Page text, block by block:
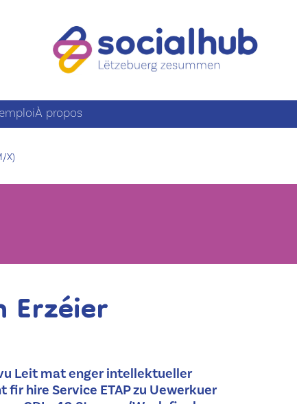
À propos
X)
Erzéier
Leit mat enger intellektueller
hire Service ETAP zu Uewerkuer